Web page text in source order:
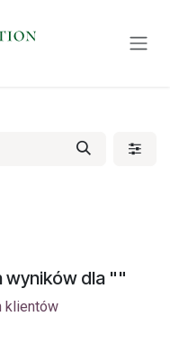
wyników dla ""
klientów